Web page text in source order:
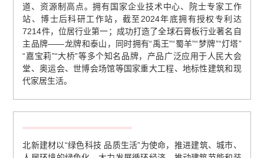
道、资源制高点。拥有国家企业技术中心、院士专家工作
站、博士后科研工作站，截至2024年底拥有授权专利达
7214件，位居行业第一；成功打造了全球石膏板行业著名自
主品牌——龙牌和泰山，同时拥有“禹王”“蜀羊”“梦牌”“灯塔”
“嘉宝莉”“大桥”等多个知名品牌，产品广泛应用于人民大会
堂、奥运会、世博会场馆等国家重大工程、地标性建筑和现
代家居生活。
北新建材以“绿色科技 品质生活”为使命，推进建筑、城市、